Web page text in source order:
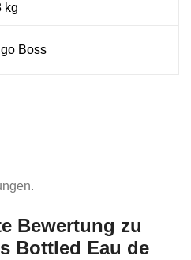
kg
Boss
Bewertung zu
Bottled Eau de